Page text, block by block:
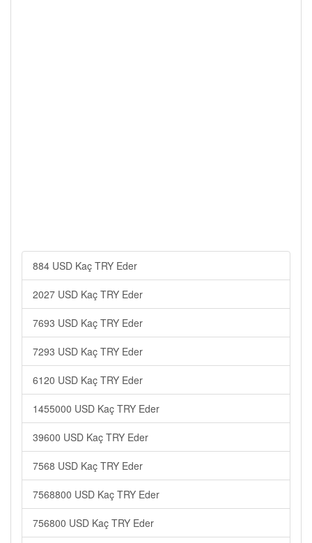
884 USD Kaç TRY Eder
2027 USD Kaç TRY Eder
7693 USD Kaç TRY Eder
7293 USD Kaç TRY Eder
6120 USD Kaç TRY Eder
1455000 USD Kaç TRY Eder
39600 USD Kaç TRY Eder
7568 USD Kaç TRY Eder
7568800 USD Kaç TRY Eder
756800 USD Kaç TRY Eder